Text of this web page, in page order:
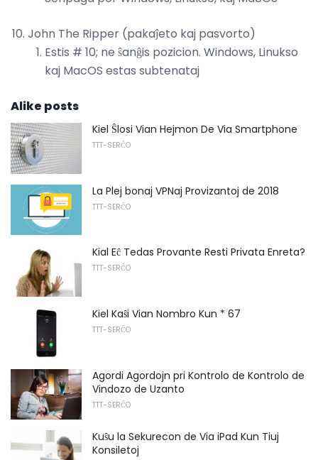
John The Ripper (pakaĵeto kaj pasvorto)
Estis # 10; ne ŝanĝis pozicion. Windows, Linukso
kaj MacOS estas subtenataj
Alike posts
Kiel Ŝlosi Vian Hejmon De Via Smartphone
TTT-SERĈO
La Plej bonaj VPNaj Provizantoj de 2018
TTT-SERĈO
Kial Eĉ Tedas Provante Resti Privata Enreta?
TTT-SERĈO
Kiel Kaŝi Vian Nombro Kun * 67
TTT-SERĈO
Agordi Agordojn pri Kontrolo de Kontrolo de
Vindozo de Uzanto
TTT-SERĈO
Kuŝu la Sekurecon de Via iPad Kun Tiuj
Konsiletoj